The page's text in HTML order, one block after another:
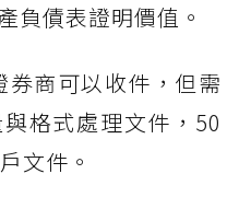
負債表證明價值。
商可以收件，但需
格式處理文件，50
文件。